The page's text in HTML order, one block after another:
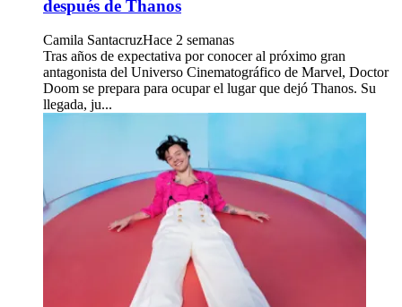
después de Thanos
Camila SantacruzHace 2 semanas
Tras años de expectativa por conocer al próximo gran
antagonista del Universo Cinematográfico de Marvel, Doctor
Doom se prepara para ocupar el lugar que dejó Thanos. Su
llegada, ju...